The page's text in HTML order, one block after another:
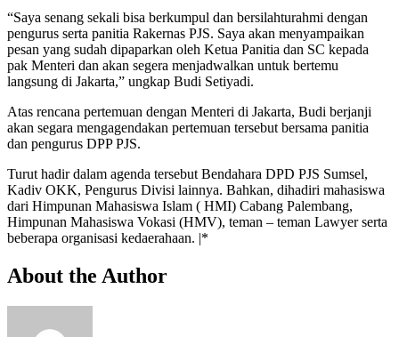
“Saya senang sekali bisa berkumpul dan bersilahturahmi dengan
pengurus serta panitia Rakernas PJS. Saya akan menyampaikan
pesan yang sudah dipaparkan oleh Ketua Panitia dan SC kepada
pak Menteri dan akan segera menjadwalkan untuk bertemu
langsung di Jakarta,” ungkap Budi Setiyadi.
Atas rencana pertemuan dengan Menteri di Jakarta, Budi berjanji
akan segara mengagendakan pertemuan tersebut bersama panitia
dan pengurus DPP PJS.
Turut hadir dalam agenda tersebut Bendahara DPD PJS Sumsel,
Kadiv OKK, Pengurus Divisi lainnya. Bahkan, dihadiri mahasiswa
dari Himpunan Mahasiswa Islam ( HMI) Cabang Palembang,
Himpunan Mahasiswa Vokasi (HMV), teman – teman Lawyer serta
beberapa organisasi kedaerahaan. |*
About the Author